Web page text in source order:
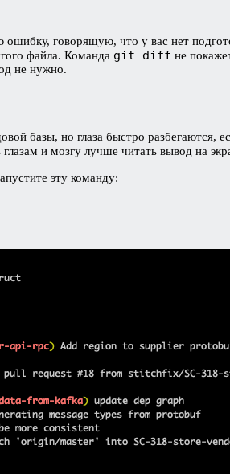
говорящую, что у вас нет
файла. Команда git diff не
не нужно.
базы, но глаза быстро разбегаются,
и мозгу лучше читать вывод на
эту команду: